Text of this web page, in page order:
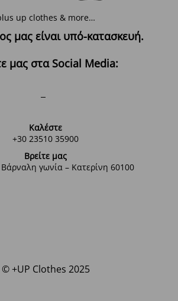
up clothes & more…
μας είναι υπό-κατασκευή.
μας στα Social Media:
Καλέστε
+30 23510 35900
Βρείτε μας
γωνία – Κατερίνη 60100
© +UP Clothes 2025